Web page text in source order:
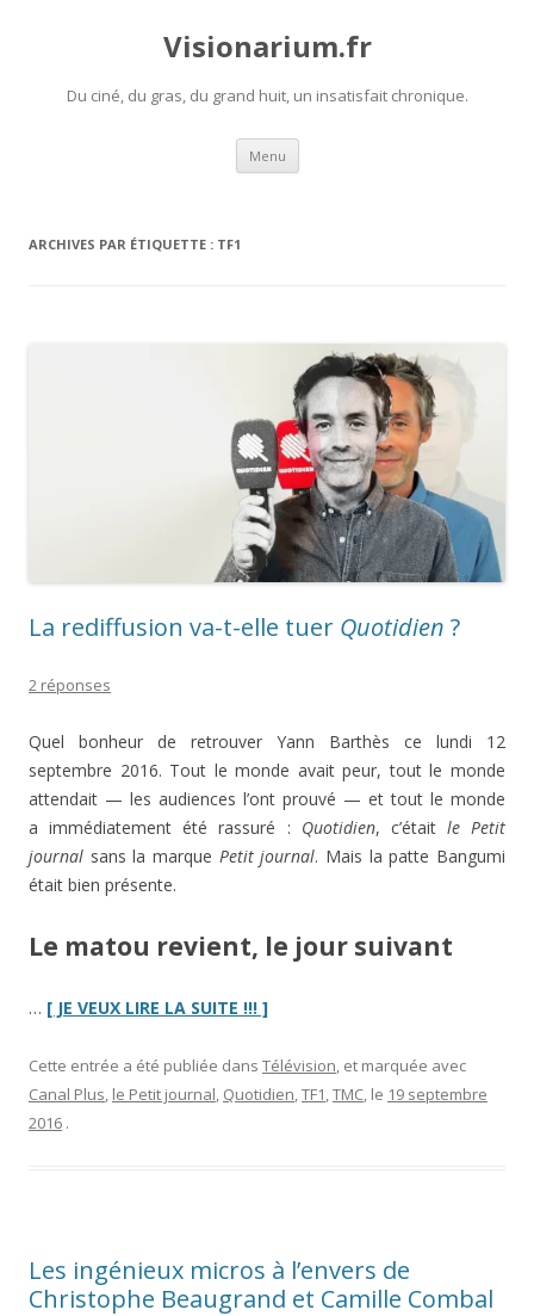
Visionarium.fr
Du ciné, du gras, du grand huit, un insatisfait chronique.
Menu Aller
contenu
ARCHIVES PAR ÉTIQUETTE : TF1
La rediffusion va-t-elle tuer Quotidien ?
2 réponses
Quel bonheur de retrouver Yann Barthès ce lundi 12
septembre 2016. Tout le monde avait peur, tout le monde
attendait — les audiences l’ont prouvé — et tout le monde
a immédiatement été rassuré : Quotidien, c’était le Petit
journal sans la marque Petit journal. Mais la patte Bangumi
était bien présente.
Le matou revient, le jour suivant
… [ JE VEUX LIRE LA SUITE !!! ]“La
va-
t-
Cette entrée a été publiée dans Télévision, et marquée avec
Canal Plus, le Petit journal, Quotidien,TF1,TMC, le 19 septembre
2016 .
Les ingénieux micros à l’envers de
Christophe Beaugrand et Camille Combal